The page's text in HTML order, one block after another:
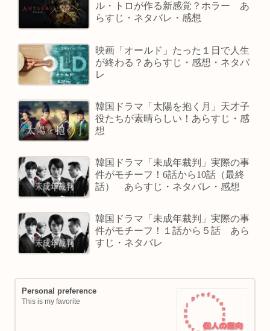
ル・トロが作る新感覚？ホラー あ
らすじ・ネタバレ・感想
映画「オールド」たった１日で人生
が終わる？あらすじ・感想・ネタバ
レ
韓国ドラマ「太陽を抱く月」天才子
役たちが素晴らしい！あらすじ・感
想
韓国ドラマ「未成年裁判」実際の事
件がモチーフ！6話から10話（最終
話） あらすじ・ネタバレ・感想
韓国ドラマ「未成年裁判」実際の事
件がモチーフ！１話から５話 あら
すじ・ネタバレ
Personal preference
This is my favorite